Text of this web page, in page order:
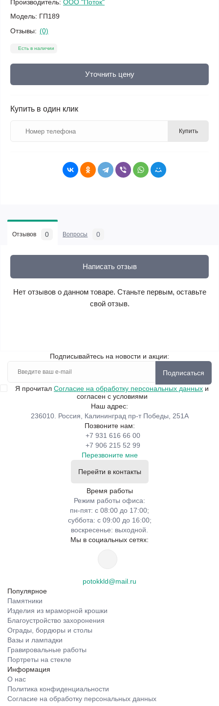
Производитель: ООО "Поток"
Модель: ГП189
Отзывы: (0)
Есть в наличии
Уточнить цену
Купить в один клик
Купить
Отзывов 0 Вопросы 0
Написать отзыв
Нет отзывов о данном товаре. Станьте первым, оставьте
свой отзыв.
Подписывайтесь на новости и акции:
Подписаться
Я прочитал Согласие на обработку персональных данных и
согласен с условиями
Наш адрес:
236010. Россия, Калининград пр-т Победы, 251А
Позвоните нам:
+7 931 616 66 00
+7 906 215 52 99
Перезвоните мне
Перейти в контакты
Время работы
Режим работы офиса:
пн-пят: с 08:00 до 17:00;
суббота: с 09:00 до 16:00;
воскресенье: выходной.
Мы в социальных сетях:
potokkld@mail.ru
Популярное
Памятники
Изделия из мраморной крошки
Благоустройство захоронения
Ограды, бордюры и столы
Вазы и лампадки
Гравировальные работы
Портреты на стекле
Информация
О нас
Политика конфиденциальности
Согласие на обработку персональных данных